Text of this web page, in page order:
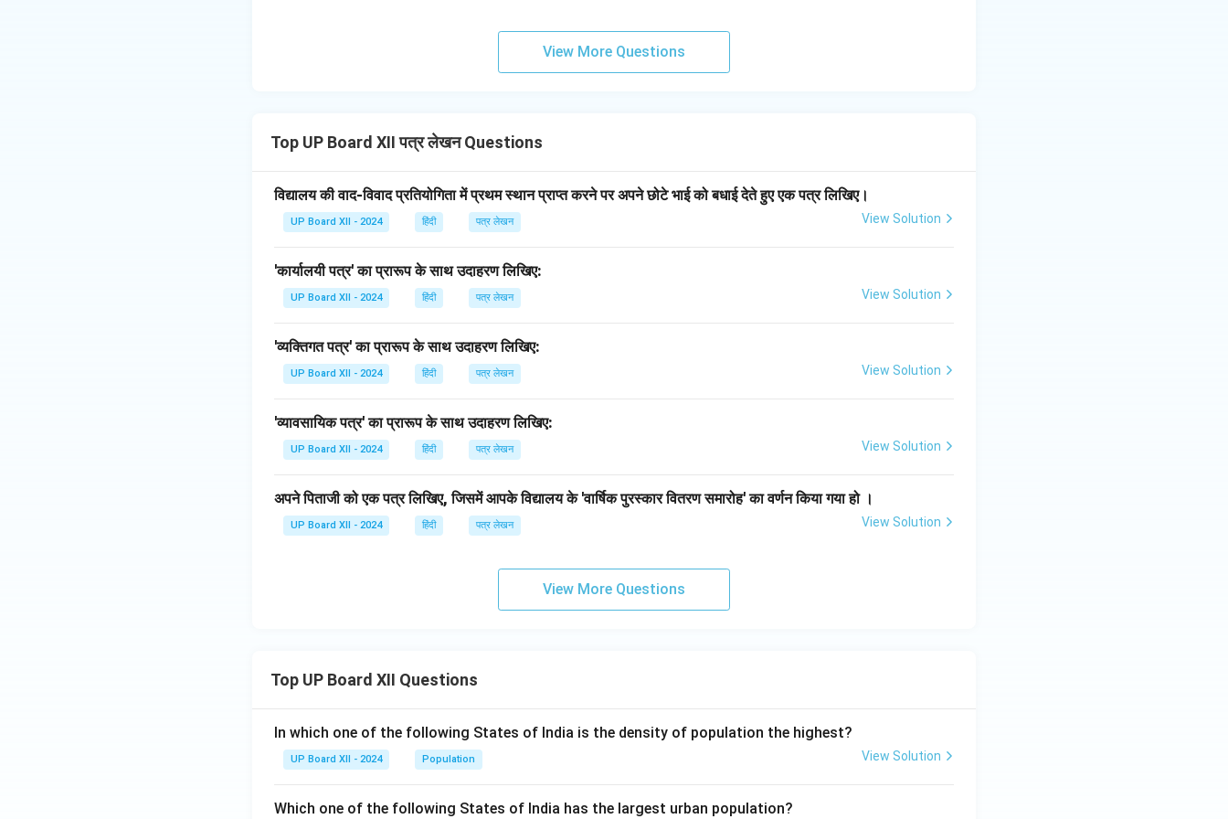
View More Questions
Top UP Board XII पत्र लेखन Questions
विद्यालय की वाद-विवाद प्रतियोगिता में प्रथम स्थान प्राप्त करने पर अपने छोटे भाई को बधाई देते हुए एक पत्र लिखिए।
UP Board XII - 2024 हिंदी पत्र लेखन View Solution
'कार्यालयी पत्र' का प्रारूप के साथ उदाहरण लिखिए:
UP Board XII - 2024 हिंदी पत्र लेखन View Solution
'व्यक्तिगत पत्र' का प्रारूप के साथ उदाहरण लिखिए:
UP Board XII - 2024 हिंदी पत्र लेखन View Solution
'व्यावसायिक पत्र' का प्रारूप के साथ उदाहरण लिखिए:
UP Board XII - 2024 हिंदी पत्र लेखन View Solution
अपने पिताजी को एक पत्र लिखिए, जिसमें आपके विद्यालय के 'वार्षिक पुरस्कार वितरण समारोह' का वर्णन किया गया हो ।
UP Board XII - 2024 हिंदी पत्र लेखन View Solution
View More Questions
Top UP Board XII Questions
In which one of the following States of India is the density of population the highest?
UP Board XII - 2024 Population View Solution
Which one of the following States of India has the largest urban population?